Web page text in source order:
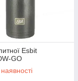
Esbit
GO